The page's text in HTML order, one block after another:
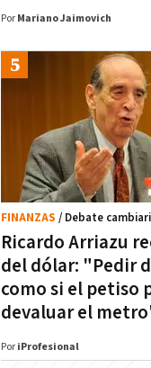
Por Mariano Jaimovich
Ricardo Arriazu
del dólar: "Pedir
como si el petiso
devaluar el
FINANZAS / Debate
Por iProfesional